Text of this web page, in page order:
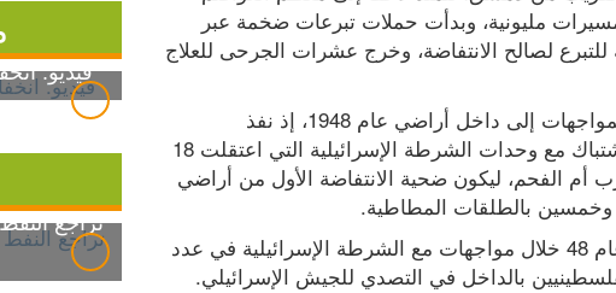
بالداخل في التصدي للجيش الإسرائيلي.
فيديو:
تراجع